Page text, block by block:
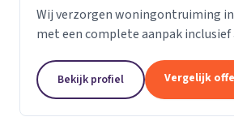
Wij verzorgen woningontruiming
met een complete aanpak inclusief
Bekijk profiel Vergelijk